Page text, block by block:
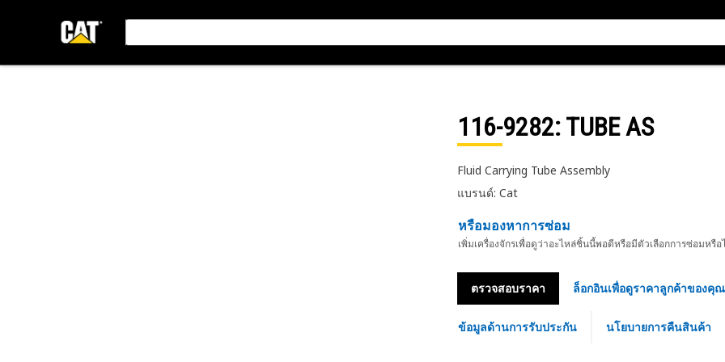
116-9282: TUBE AS
Fluid Carrying Tube Assembly
แบรนด์: Cat
หรือมองหาการซ่อม
เพิ่มเครื่องจักรเพื่อดูว่าอะไหล่ชิ้นนี้พอดีหรือมีตัวเลือกการซ่อมหรือ
ตรวจสอบราคา ล็อกอินเพื่อดูราคาลูกค้าของคุณ
ข้อมูลด้านการรับประกัน นโยบายการคืนสินค้า